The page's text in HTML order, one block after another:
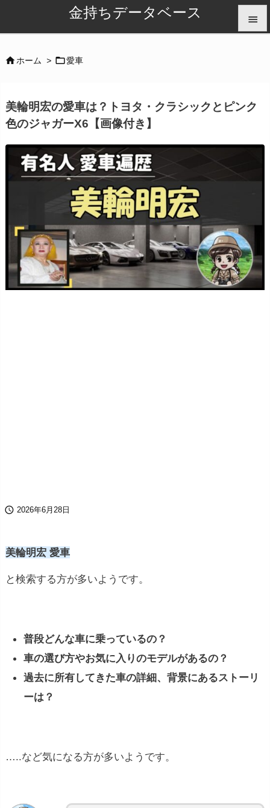
金持ちデータベース 


ホーム > 愛車
美輪明宏の愛車は？トヨタ・クラシックとピンク
色のジャガーX6【画像付き】
 2026年6月28日
美輪明宏 愛車
と検索する方が多いようです。
普段どんな車に乗っているの？
車の選び方やお気に入りのモデルがあるの？
過去に所有してきた車の詳細、背景にあるストーリ
ーは？
…..など気になる方が多いようです。